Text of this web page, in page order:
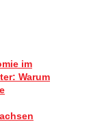
im
Warum